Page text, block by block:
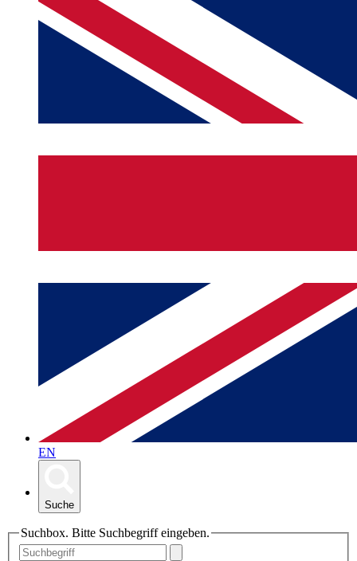
EN
Suche
Suchbox. Bitte Suchbegriff eingeben.